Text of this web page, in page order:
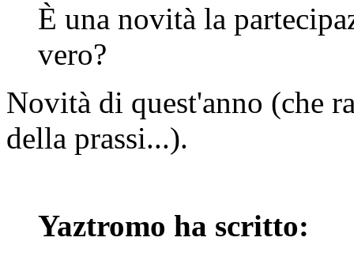
È una novità la
vero?
Novità di quest'anno (che
della prassi...).
Yaztromo ha scritto: